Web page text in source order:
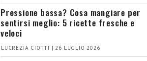
Pressione bassa? Cosa mangiare per
sentirsi meglio: 5 ricette fresche e
veloci
LUCREZIA CIOTTI | 26 LUGLIO 2026